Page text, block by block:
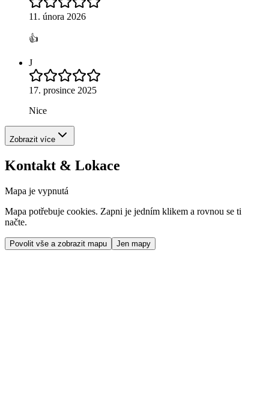
11. února 2026
👍
J
17. prosince 2025
Nice
Zobrazit více
Kontakt & Lokace
Mapa je vypnutá
Mapa potřebuje cookies. Zapni je jedním klikem a rovnou se ti
načte.
Povolit vše a zobrazit mapu Jen mapy